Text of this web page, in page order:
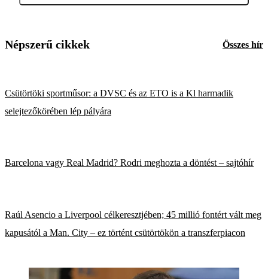
Népszerű cikkek Összes hír
Csütörtöki sportműsor: a DVSC és az ETO is a Kl harmadik
selejtezőkörében lép pályára
Barcelona vagy Real Madrid? Rodri meghozta a döntést – sajtóhír
Raúl Asencio a Liverpool célkeresztjében; 45 millió fontért vált meg
kapusától a Man. City – ez történt csütörtökön a transzferpiacon